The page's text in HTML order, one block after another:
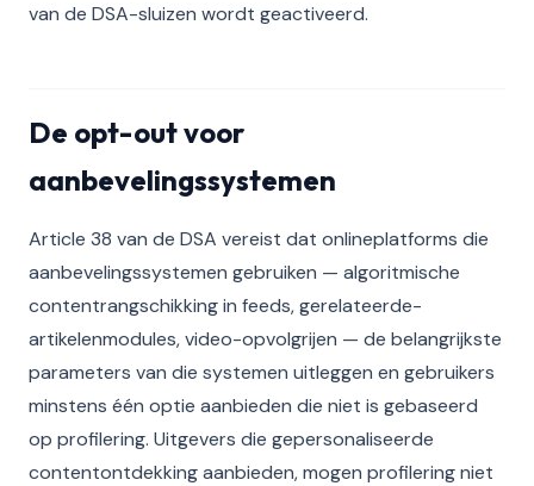
van de DSA-sluizen wordt geactiveerd.
De opt-out voor
aanbevelingssystemen
Article 38 van de DSA vereist dat onlineplatforms die
aanbevelingssystemen gebruiken — algoritmische
contentrangschikking in feeds, gerelateerde-
artikelenmodules, video-opvolgrijen — de belangrijkste
parameters van die systemen uitleggen en gebruikers
minstens één optie aanbieden die niet is gebaseerd
op profilering. Uitgevers die gepersonaliseerde
contentontdekking aanbieden, mogen profilering niet